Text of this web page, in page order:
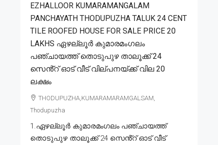
EZHALLOOR KUMARAMANGALAM
PANCHAYATH THODUPUZHA TALUK 24 CENT
TILE ROOFED HOUSE FOR SALE PRICE 20
LAKHS ഏഴല്ലൂർ കുമാരമംഗലം
പഞ്ചായത്ത് തൊടുപുഴ താലൂക്ക് 24
സെൻ്റ് ഓട് വീട് വില്പനയ്ക്ക് വില 20
ലക്ഷം
THODUPUZHA,KUMARAMARAMGALSAM,
Thodupuzha
1.ഏഴല്ലൂർ കുമാരമംഗലം പഞ്ചായത്ത്
തൊടുപുഴ താലൂക്ക് 24 സെൻ്റ് ഓട് വീട്